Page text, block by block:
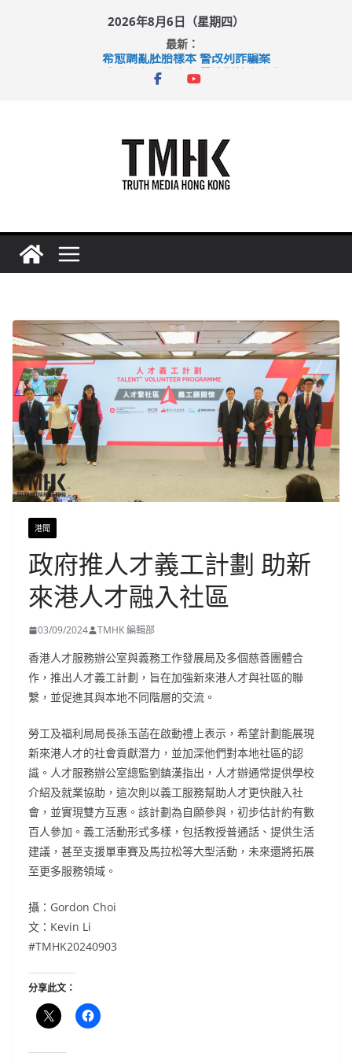
2026年8月6日（星期四）
最新：
希愈調亂胚胎樣本 警改列詐騙案
足球盛會次場激戰 祖雲達斯挫車路士
港聞
政府推人才義工計劃 助新
來港人才融入社區
03/09/2024 TMHK 編輯部
香港人才服務辦公室與義務工作發展局及多個慈善團體合
作，推出人才義工計劃，旨在加強新來港人才與社區的聯
繫，並促進其與本地不同階層的交流。
勞工及福利局局長孫玉菡在啟動禮上表示，希望計劃能展現
新來港人才的社會貢獻潛力，並加深他們對本地社區的認
識。人才服務辦公室總監劉鎮漢指出，人才辦通常提供學校
介紹及就業協助，這次則以義工服務幫助人才更快融入社
會，並實現雙方互惠。該計劃為自願參與，初步估計約有數
百人參加。義工活動形式多樣，包括教授普通話、提供生活
建議，甚至支援單車賽及馬拉松等大型活動，未來還將拓展
至更多服務領域。
攝：Gordon Choi
文：Kevin Li
#TMHK20240903
分享此文：